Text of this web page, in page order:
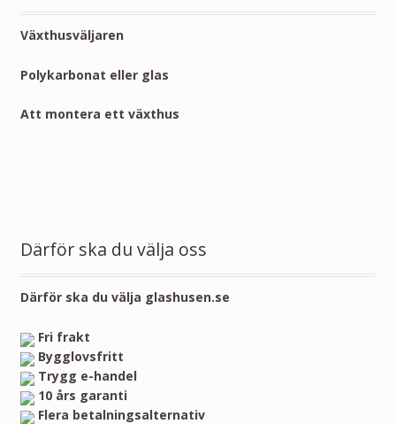
Växthusväljaren
Polykarbonat eller glas
Att montera ett växthus
Därför ska du välja oss
Därför ska du välja glashusen.se
Fri frakt
Bygglovsfritt
Trygg e-handel
10 års garanti
Flera betalningsalternativ